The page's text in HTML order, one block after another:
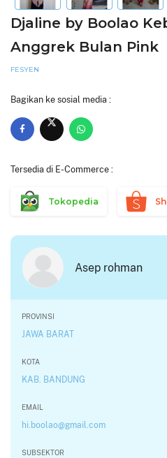
Djaline by Boolao
Anggrek Bulan Pink
FESYEN
Bagikan ke sosial media :
Tersedia di E-Commerce :
Tokopedia
Asep rohman
PROVINSI
JAWA BARAT
KOTA
KAB. BANDUNG
EMAIL
hi.boolao@gmail.com
SUBSEKTOR